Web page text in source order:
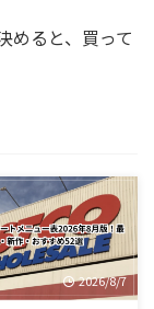
ると、買って
2026/8/7